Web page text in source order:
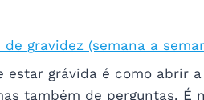
gravidez (semana a
estar grávida é como abrir
também de perguntas. É